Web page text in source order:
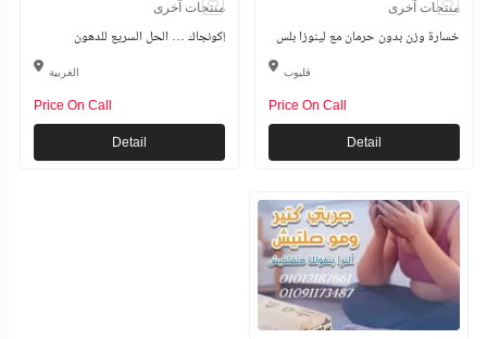
منتجات آخرى
كونجاك … الحل السريع للدهون!
الغربية
Price On Call
Detail
منتجات آخرى
خسارة وزن بدون حرمان مع لينوزا بلس
قليوب
Price On Call
Detail